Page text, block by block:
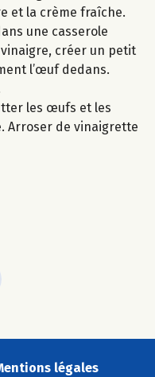
et la crème fraîche.
une casserole
vinaigre, créer un petit
l’œuf dedans.
les œufs et les
Arroser de vinaigrette
légales